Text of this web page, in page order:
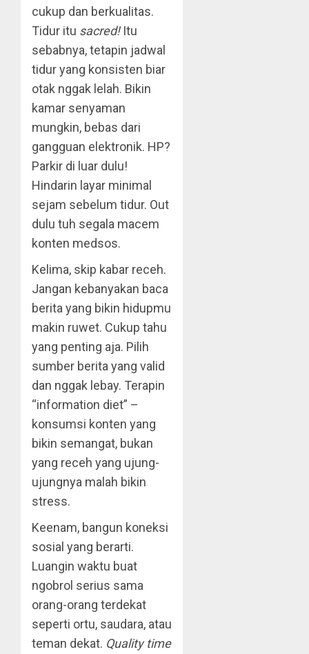
cukup dan berkualitas.
Tidur itu sacred!Itu
sebabnya, tetapin jadwal
tidur yang konsisten biar
otak nggak lelah. Bikin
kamar senyaman
mungkin, bebas dari
gangguan elektronik. HP?
Parkir di luar dulu!
Hindarin layar minimal
sejam sebelum tidur. Out
dulu tuh segala macem
konten medsos.
Kelima, skip kabar receh.
Jangan kebanyakan baca
berita yang bikin hidupmu
makin ruwet. Cukup tahu
yang penting aja. Pilih
sumber berita yang valid
dan nggak lebay. Terapin
“information diet” –
konsumsi konten yang
bikin semangat, bukan
yang receh yang ujung-
ujungnya malah bikin
stress.
Keenam, bangun koneksi
sosial yang berarti.
Luangin waktu buat
ngobrol serius sama
orang-orang terdekat
seperti ortu, saudara, atau
teman dekat. Quality time